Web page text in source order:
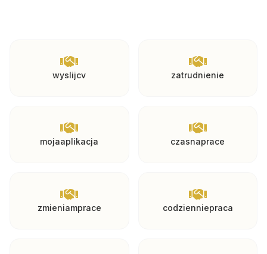
wyslijcv zatrudnienie
mojaaplikacja czasnaprace
zmieniamprace codzienniepraca